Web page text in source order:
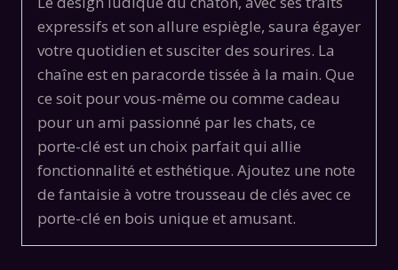
expressifs et son allure espiègle, saura égayer
votre quotidien et susciter des sourires. La
chaîne est en paracorde tissée à la main. Que
ce soit pour vous-même ou comme cadeau
pour un ami passionné par les chats, ce
porte-clé est un choix parfait qui allie
fonctionnalité et esthétique. Ajoutez une note
de fantaisie à votre trousseau de clés avec ce
porte-clé en bois unique et amusant.